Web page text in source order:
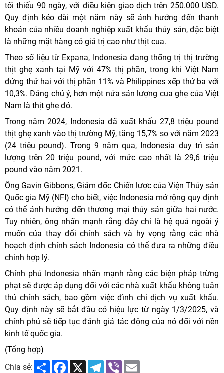
tối thiểu 90 ngày, với điều kiện giao dịch trên 250.000 USD.
Quy định kéo dài một năm này sẽ ảnh hưởng đến thanh
khoản của nhiều doanh nghiệp xuất khẩu thủy sản, đặc biệt
là những mặt hàng có giá trị cao như thịt cua.
Theo số liệu từ Expana, Indonesia đang thống trị thị trường
thịt ghẹ xanh tại Mỹ với 47% thị phần, trong khi Việt Nam
đứng thứ hai với thị phần 11% và Philippines xếp thứ ba với
10,3%. Đáng chú ý, hơn một nửa sản lượng cua ghẹ của Việt
Nam là thịt ghẹ đỏ.
Trong năm 2024, Indonesia đã xuất khẩu 27,8 triệu pound
thịt ghẹ xanh vào thị trường Mỹ, tăng 15,7% so với năm 2023
(24 triệu pound). Trong 9 năm qua, Indonesia duy trì sản
lượng trên 20 triệu pound, với mức cao nhất là 29,6 triệu
pound vào năm 2021.
Ông Gavin Gibbons, Giám đốc Chiến lược của Viện Thủy sản
Quốc gia Mỹ (NFI) cho biết, việc Indonesia mở rộng quy định
có thể ảnh hưởng đến thương mại thủy sản giữa hai nước.
Tuy nhiên, ông nhấn mạnh rằng đây chỉ là hệ quả ngoài ý
muốn của thay đổi chính sách và hy vọng rằng các nhà
hoạch định chính sách Indonesia có thể đưa ra những điều
chỉnh hợp lý.
Chính phủ Indonesia nhấn mạnh rằng các biện pháp trừng
phạt sẽ được áp dụng đối với các nhà xuất khẩu không tuân
thủ chính sách, bao gồm việc đình chỉ dịch vụ xuất khẩu.
Quy định này sẽ bắt đầu có hiệu lực từ ngày 1/3/2025, và
chính phủ sẽ tiếp tục đánh giá tác động của nó đối với nền
kinh tế quốc gia.
(Tổng hợp)
Chia sẻ:
Share Facebook
X Telegram
Viber